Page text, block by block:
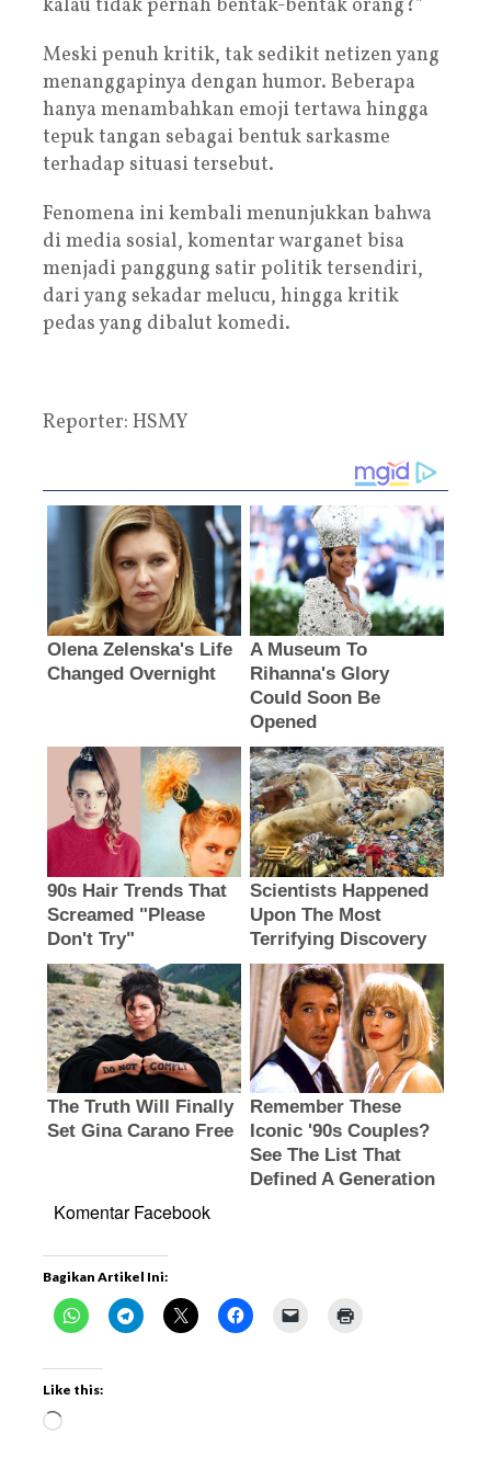
kalau tidak pernah bentak-bentak orang?”
Meski penuh kritik, tak sedikit netizen yang
menanggapinya dengan humor. Beberapa
hanya menambahkan emoji tertawa hingga
tepuk tangan sebagai bentuk sarkasme
terhadap situasi tersebut.
Fenomena ini kembali menunjukkan bahwa
di media sosial, komentar warganet bisa
menjadi panggung satir politik tersendiri,
dari yang sekadar melucu, hingga kritik
pedas yang dibalut komedi.
Reporter: HSMY
Komentar Facebook
Bagikan Artikel Ini:
Like this: